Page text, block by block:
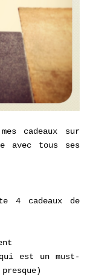
cadeaux sur
avec tous ses
4 cadeaux de
est un must-